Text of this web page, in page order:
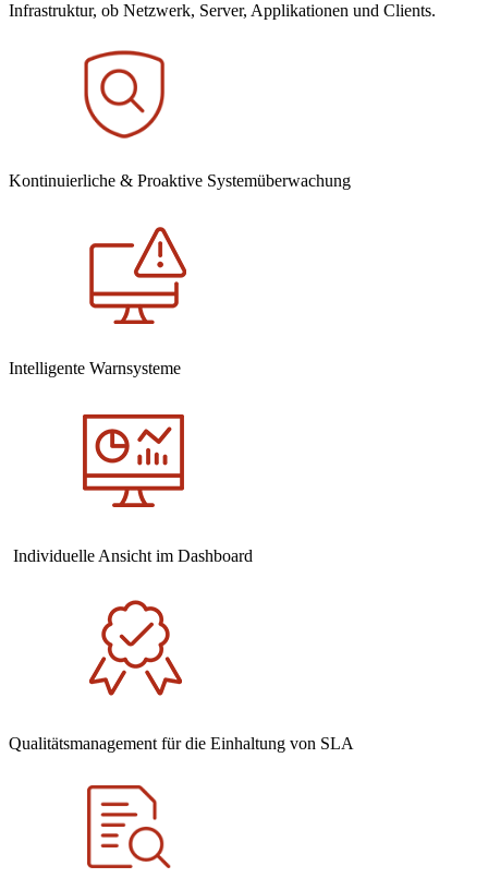
Infrastruktur, ob Netzwerk, Server, Applikationen und Clients.
Kontinuierliche & Proaktive Systemüberwachung
Intelligente Warnsysteme
Individuelle Ansicht im Dashboard
Qualitätsmanagement für die Einhaltung von SLA